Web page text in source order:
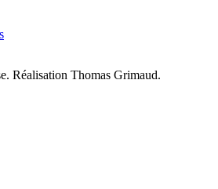
Réalisation Thomas Grimaud.